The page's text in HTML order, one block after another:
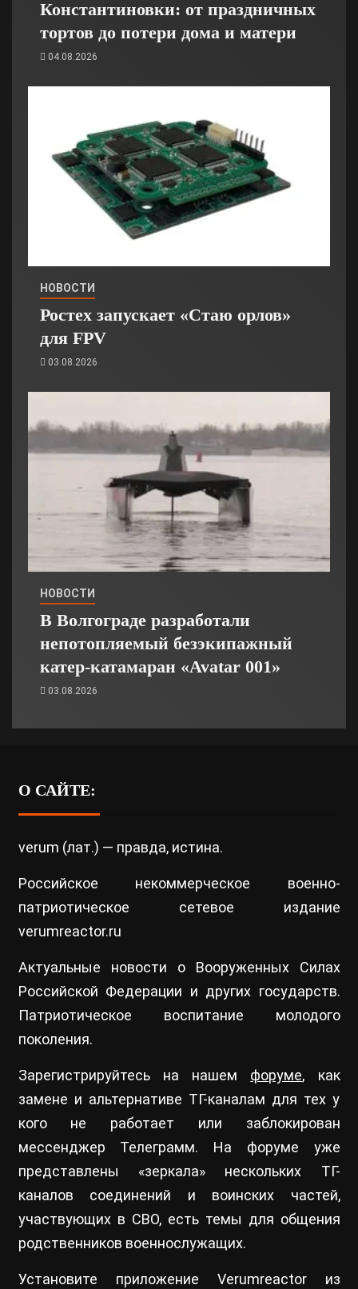
Константиновки: от праздничных
тортов до потери дома и матери
04.08.2026
НОВОСТИ
Ростех запускает «Стаю орлов»
для FPV
03.08.2026
НОВОСТИ
В Волгограде разработали
непотопляемый безэкипажный
катер-катамаран «Avatar 001»
03.08.2026
О САЙТЕ:
verum (лат.) — правда, истина.
Российское некоммерческое военно-
патриотическое сетевое издание
verumreactor.ru
Актуальные новости о Вооруженных Силах
Российской Федерации и других государств.
Патриотическое воспитание молодого
поколения.
Зарегистрируйтесь на нашем форуме, как
замене и альтернативе ТГ-каналам для тех у
кого не работает или заблокирован
мессенджер Телеграмм. На форуме уже
представлены «зеркала» нескольких ТГ-
каналов соединений и воинских частей,
участвующих в СВО, есть темы для общения
родственников военнослужащих.
Установите приложение Verumreactor из